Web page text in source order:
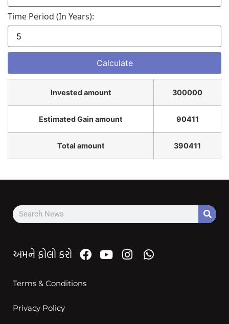
Time Period (in Years):
Invested amount 300000
Estimated Gain amount 90411
Total amount 390411
અમને ફોલો કરો
Terms & Conditions
Privacy Policy